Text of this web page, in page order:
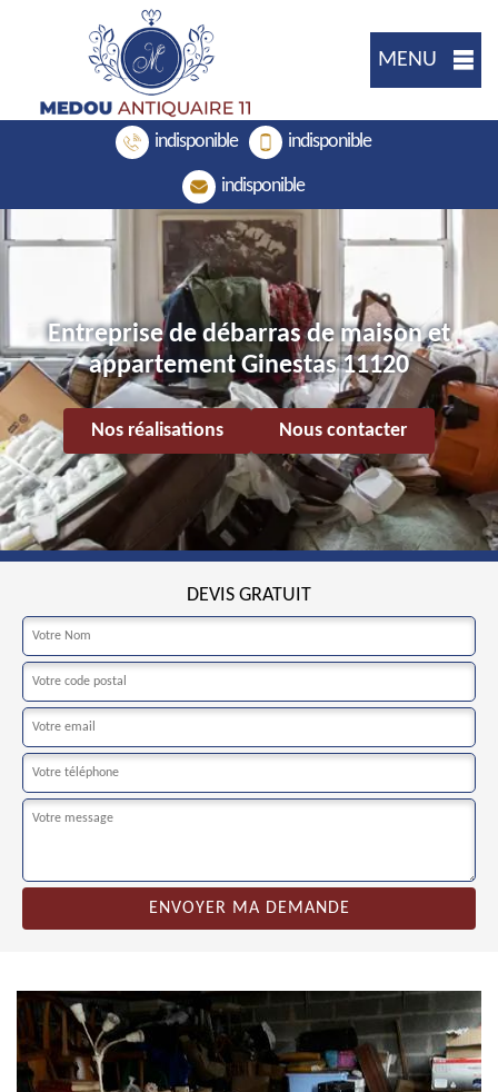
MENU
indisponible indisponible
indisponible
Entreprise de débarras de maison et
appartement Ginestas 11120
Nos réalisations Nous contacter
DEVIS GRATUIT